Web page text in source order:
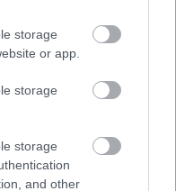
storage
or app.
storage
storage
and other
tagjai
és
és csakis ők a
fűtőtest
az a Csupakabra
az évezredben -